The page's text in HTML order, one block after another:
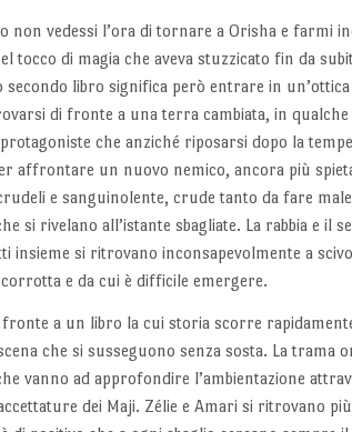
non vedessi l’ora di tornare a Orisha e farmi
tocco di magia che aveva stuzzicato fin da
secondo libro significa però entrare in
di fronte a una terra cambiata, in
che anziché riposarsi dopo la
affrontare un nuovo nemico, ancora più
e sanguinolente, crude tanto da fare
si rivelano all’istante sbagliate. La rabbia e il
insieme si ritrovano inconsapevolmente a
e da cui è difficile emergere.
a un libro la cui storia scorre
che si susseguono senza sosta. La trama
vanno ad approfondire l’ambientazione
dei Maji. Zélie e Amari si ritrovano